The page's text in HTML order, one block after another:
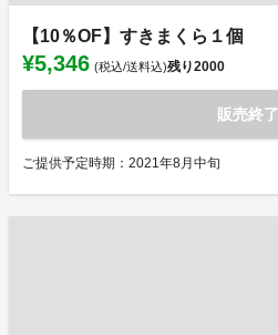
【10％OF】すきまくら１個
¥5,346 (税込/送料込)残り2000
販売終了
ご提供予定時期：2021年8月中旬